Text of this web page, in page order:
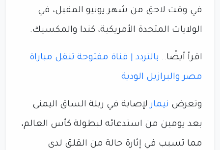
في وقت لاحق من شهر يونيو المقبل، في
الولايات المتحدة الأمريكية، كندا والمكسيك.
اقرأ أيضًا.. بالتردد | قناة مفتوحة تنقل مباراة
مصر والبرازيل الودية
وتعرض نيمارلإصابة في ربلة الساق اليمنى
بعد يومين من استدعائه لبطولة كأس العالم،
مما تسبب في إثارة حالة من القلق لدى